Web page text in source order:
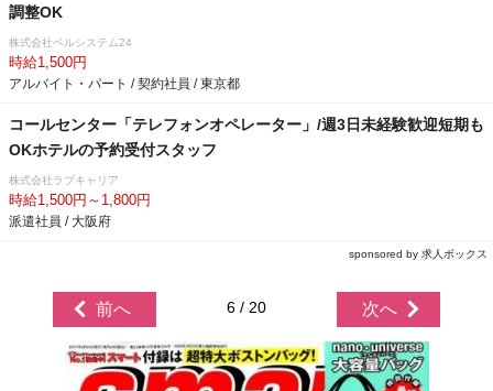
調整OK
株式会社ベルシステム24
時給1,500円
アルバイト・パート / 契約社員 / 東京都
コールセンター「テレフォンオペレーター」/週3日未経験歓迎短期も
OKホテルの予約受付スタッフ
株式会社ラブキャリア
時給1,500円～1,800円
派遣社員 / 大阪府
sponsored by 求人ボックス
前へ 6 / 20 次へ